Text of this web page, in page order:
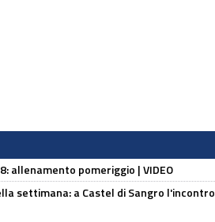
allenamento pomeriggio | VIDEO
settimana: a Castel di Sangro l'incontro